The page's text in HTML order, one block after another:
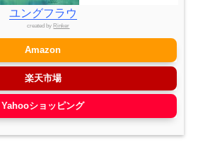
ユングフラウ
created byRinker
Amazon
楽天市場
Yahooショッピング